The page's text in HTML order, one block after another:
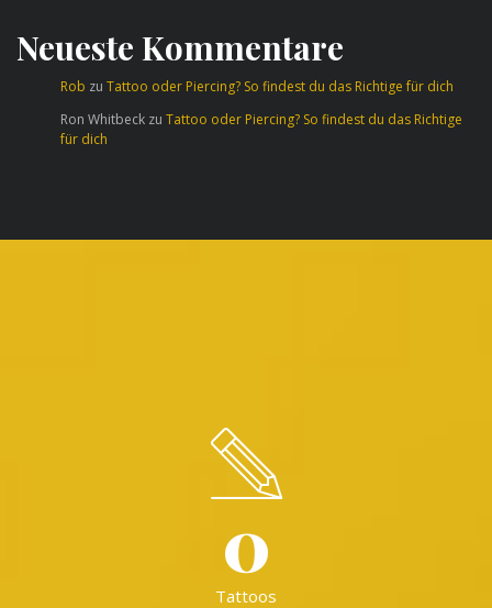
Neueste Kommentare
Rob zu Tattoo oder Piercing? So findest du das Richtige für dich
Ron Whitbeck zu Tattoo oder Piercing? So findest du das Richtige
für dich
0
Tattoos